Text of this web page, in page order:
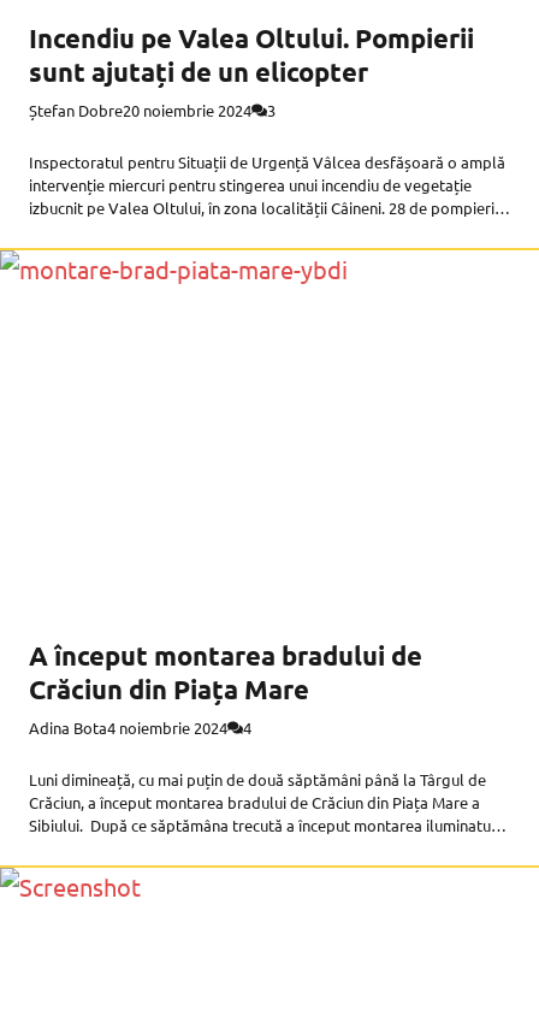
Incendiu pe Valea Oltului. Pompierii
sunt ajutați de un elicopter
Ștefan Dobre20 noiembrie 2024 3
Inspectoratul pentru Situații de Urgență Vâlcea desfășoară o amplă
intervenție miercuri pentru stingerea unui incendiu de vegetație
izbucnit pe Valea Oltului, în zona localității Câineni. 28 de pompieri
persoane
A început montarea bradului de
Crăciun din Piața Mare
Adina Bota4 noiembrie 2024 4
Luni dimineață, cu mai puțin de două săptămâni până la Târgul de
Crăciun, a început montarea bradului de Crăciun din Piața Mare a
Sibiului. După ce săptămâna trecută a început montarea iluminatului